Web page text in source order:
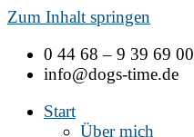
Zum Inhalt springen
0 44 68 – 9 39 69 00
info@dogs-time.de
Start
Über mich